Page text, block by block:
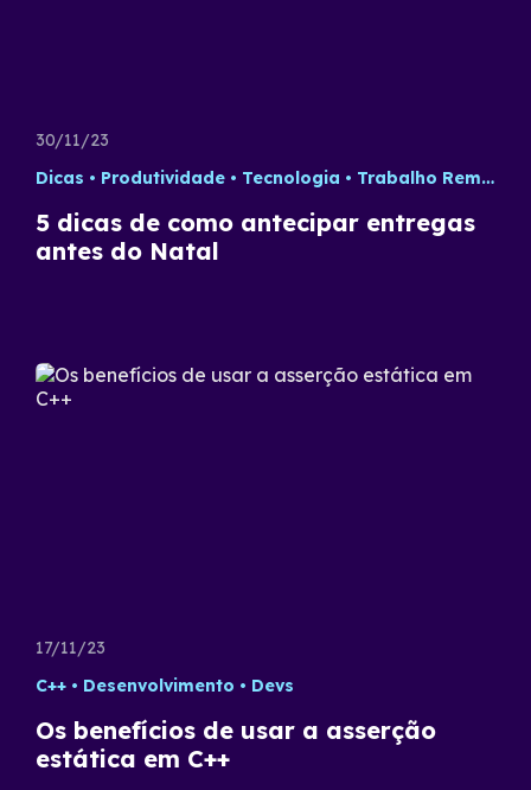
30/11/23
Dicas
Produtividade Tecnologia Trabalho Remoto
5 dicas de como antecipar entregas
antes do Natal
17/11/23
C++
Desenvolvimento Devs
Os benefícios de usar a asserção
estática em C++